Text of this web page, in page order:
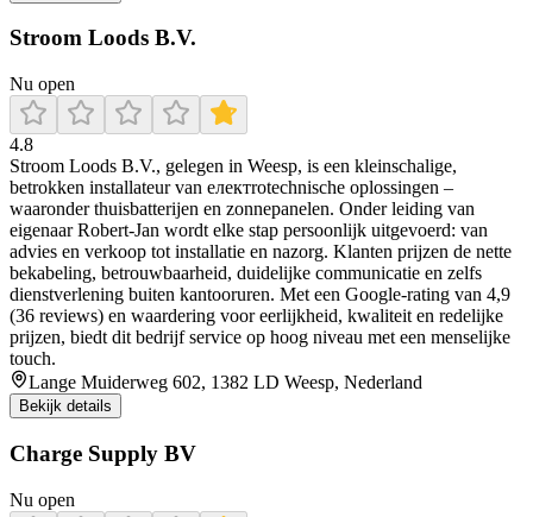
Stroom Loods B.V.
Nu open
4.8
Stroom Loods B.V., gelegen in Weesp, is een kleinschalige,
betrokken installateur van електrotechnische oplossingen –
waaronder thuisbatterijen en zonnepanelen. Onder leiding van
eigenaar Robert‑Jan wordt elke stap persoonlijk uitgevoerd: van
advies en verkoop tot installatie en nazorg. Klanten prijzen de nette
bekabeling, betrouwbaarheid, duidelijke communicatie en zelfs
dienstverlening buiten kantooruren. Met een Google-rating van 4,9
(36 reviews) en waardering voor eerlijkheid, kwaliteit en redelijke
prijzen, biedt dit bedrijf service op hoog niveau met een menselijke
touch.
Lange Muiderweg 602, 1382 LD Weesp, Nederland
Bekijk details
Charge Supply BV
Nu open